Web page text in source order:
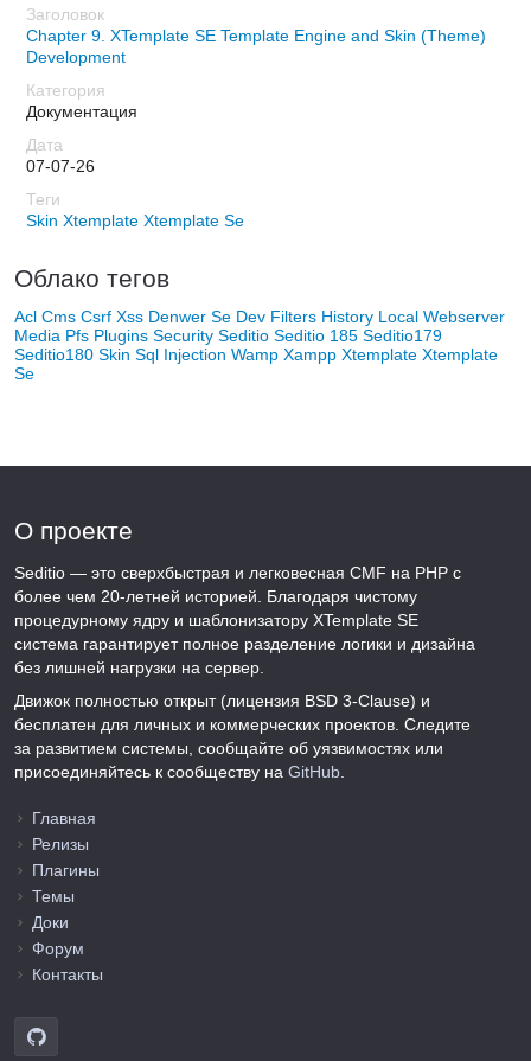
Chapter 9. XTemplate SE Template Engine and Skin (Theme)
Development
Документация
07-07-26
Skin Xtemplate Xtemplate Se
Облако тегов
Acl Cms Csrf Xss Denwer Se Dev Filters History Local Webserver
Media Pfs Plugins Security Seditio Seditio 185 Seditio179
Seditio180 Skin Sql Injection Wamp Xampp Xtemplate Xtemplate
Se
О проекте
Seditio — это сверхбыстрая и легковесная CMF на PHP с
более чем 20-летней историей. Благодаря чистому
процедурному ядру и шаблонизатору XTemplate SE
система гарантирует полное разделение логики и дизайна
без лишней нагрузки на сервер.
Движок полностью открыт (лицензия BSD 3-Clause) и
бесплатен для личных и коммерческих проектов. Следите
за развитием системы, сообщайте об уязвимостях или
присоединяйтесь к сообществу на GitHub
Главная
Релизы
Плагины
Темы
Доки
Форум
Контакты